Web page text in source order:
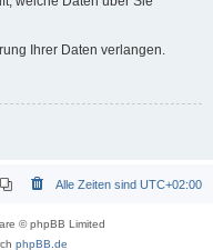
Ihrer Daten verlangen.
Alle Zeiten sind UTC+02:00
© phpBB Limited
phpBB.de